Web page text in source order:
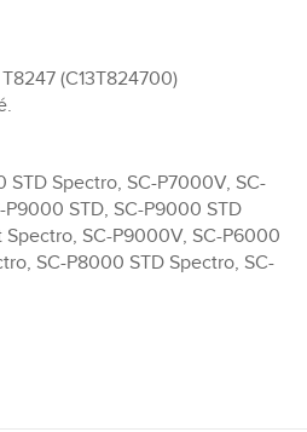
(C13T824700)
STD Spectro, SC-P7000V, SC-
STD, SC-P9000 STD
SC-P9000V, SC-P6000
SC-P8000 STD Spectro, SC-